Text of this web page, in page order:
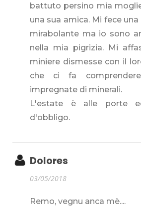
battuto persino mia
una sua amica. Mi fece
mirabolante ma io sono
nella mia pigrizia. Mi
miniere dismesse con il
che ci fa
impregnate di minerali.
L'estate è alle porte
d'obbligo.
Dolores
03/05/2018
Remo, vegnu anca mè....